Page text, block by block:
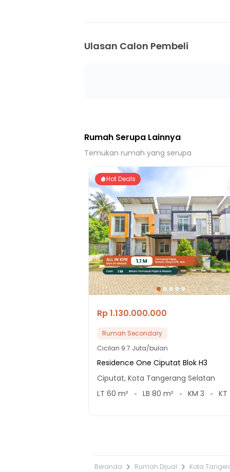
Ulasan Calon Pembeli
Rumah Serupa Lainnya
Temukan rumah yang serupa
Hot Deals
Rp 1.130.000.000
Rumah Secondary
Cicilan 9.7 Juta/bulan
Residence One Ciputat Blok H3
Ciputat, Kota Tangerang Selatan
LT 60 m² LB 80 m² KM 3 KT
Beranda Rumah Dijual Kota